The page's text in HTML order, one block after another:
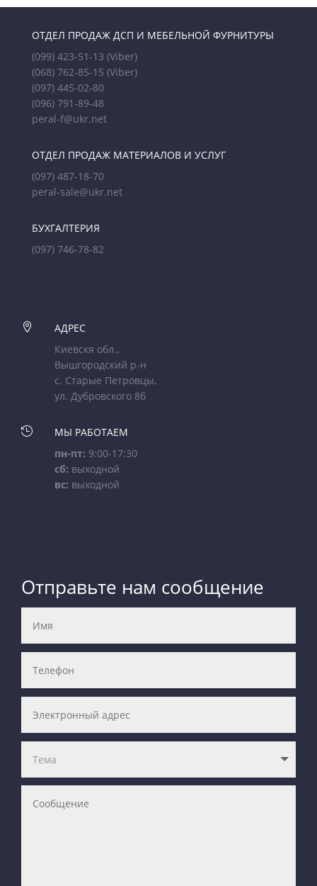
ОТДЕЛ ПРОДАЖ ДСП И МЕБЕЛЬНОЙ ФУРНИТУРЫ
(099) 423-51-13 (Viber)
(068) 762-85-15 (Viber)
(097) 445-02-80
(096) 791-89-48
peral-f@ukr.net
ОТДЕЛ ПРОДАЖ МАТЕРИАЛОВ И УСЛУГ
(097) 487-18-70
peral-sale@ukr.net
БУХГАЛТЕРИЯ
(097) 746-78-82

АДРЕС
Киевскя обл.,
Вышгородский р-н
с. Старые Петровцы,
ул. Дубровского 8б

МЫ РАБОТАЕМ
пн-пт: 9:00-17:30
сб: выходной
вс: выходной
Отправьте нам сообщение